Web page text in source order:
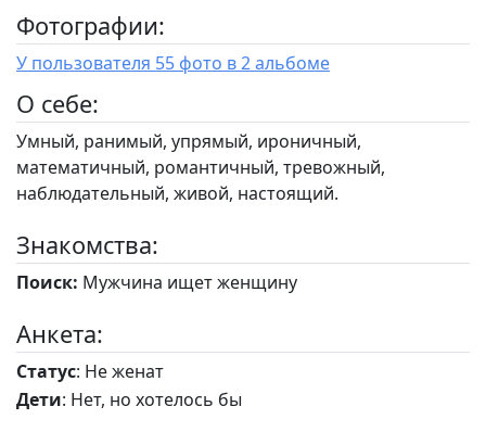
Фотографии:
У пользователя 55 фото в 2 альбоме
O себе:
Умный, ранимый, упрямый, ироничный,
математичный, романтичный, тревожный,
наблюдательный, живой, настоящий.
Знакомства:
Поиск: Мужчина ищет женщину
Анкета:
Статус: Не женат
Дети: Нет, но хотелось бы